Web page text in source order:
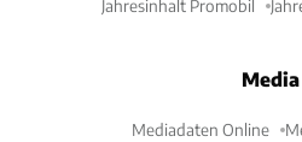
Jahresinhalt Promobil
Media
Mediadaten Online